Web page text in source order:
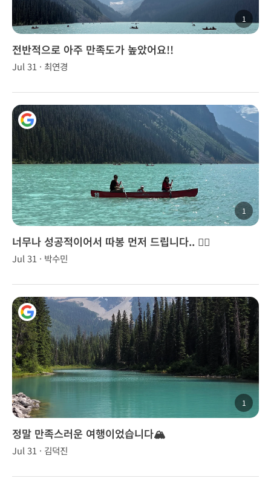
1
전반적으로 아주 만족도가 높았어요!!
Jul 31 · 최연경
1
너무나 성공적이어서 따봉 먼저 드립니다.. 👍🏻
Jul 31 · 박수민
1
정말 만족스러운 여행이었습니다🏔️
Jul 31 · 김덕진